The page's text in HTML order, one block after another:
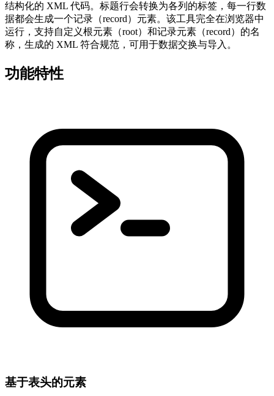
结构化的 XML 代码。标题行会转换为各列的标签，每一行数
据都会生成一个记录（record）元素。该工具完全在浏览器中
运行，支持自定义根元素（root）和记录元素（record）的名
称，生成的 XML 符合规范，可用于数据交换与导入。
功能特性
基于表头的元素